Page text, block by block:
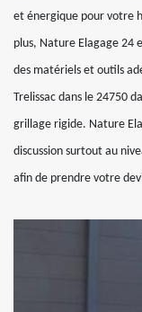
et énergique pour votre
plus, Nature Elagage 24
des matériels et outils
Trelissac dans le 24750
grillage rigide. Nature
discussion surtout au
afin de prendre votre